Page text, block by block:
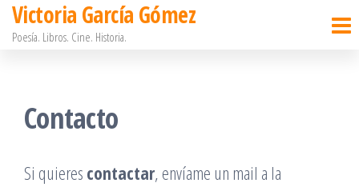
Saltar
Victoria García Gómez
Poesía. Libros. Cine. Historia.
Contacto
Si quieres contactar, envíame un mail a la